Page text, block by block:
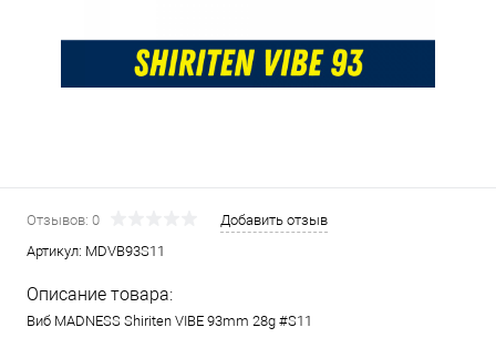
Отзывов: 0
Добавить отзыв
Артикул: MDVB93S11
Описание товара:
Виб MADNESS Shiriten VIBE 93mm 28g #S11